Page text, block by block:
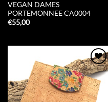
VEGAN DAMES
PORTEMONNEE CA0004
€55,00
Add to
Wishlist